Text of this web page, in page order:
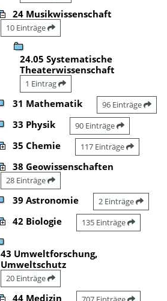
24 Musikwissenschaft
10 Einträge
24.05 Systematische
Theaterwissenschaft
1 Eintrag
31 Mathematik 96 Einträge
33 Physik 90 Einträge
35 Chemie 117 Einträge
38 Geowissenschaften
28 Einträge
39 Astronomie 2 Einträge
42 Biologie 135 Einträge
43 Umweltforschung,
Umweltschutz
20 Einträge
44 Medizin